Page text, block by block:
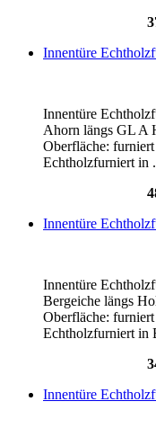
Innentüre
Innentüre
Ahorn längs GL A
Oberfläche:
Echtholzfurniert in
Innentüre
Innentüre
Bergeiche längs
Oberfläche:
Echtholzfurniert in
Innentüre